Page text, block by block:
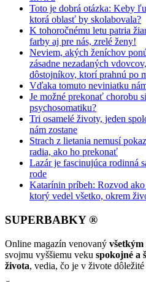
Toto je dobrá otázka: Keby
ktorá oblasť by skolabovala?
K tohoročnému letu patria
farby aj pre nás, zrelé ženy!
Neviem, akých ženíchov
zásadne nezadaných
dôstojníkov, ktorí prahnú po
Vďaka tomuto neviniatku
Je možné prekonať chorobu
psychosomatiku?
Tri osamelé životy, jeden
nám zostane
Strach z lietania nemusí
radia, ako ho prekonať
Lazár je fascinujúca rodinná
rode
Katarínin príbeh: Rozvod
ktorý vedel všetko, okrem
SUPERBABKY ®
Online magazín venovaný všetkým
svojmu vyššiemu veku spokojné a
života, vedia, čo je v živote dôležité